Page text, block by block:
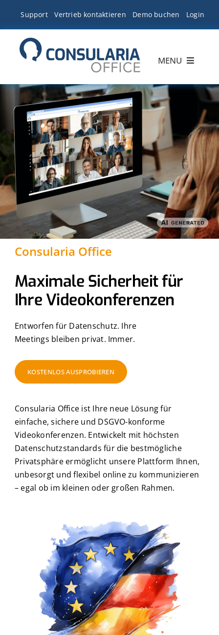
Inhalt
springen
Support Vertrieb kontaktieren Demo buchen Login
MENU
Produktübersicht
Lösungen für
Tarife
Team
Ressourcen
Kostenlos testen
Consularia Office
Maximale Sicherheit für
Ihre Video­konferenzen
Entworfen für Datenschutz. Ihre
Meetings bleiben privat. Immer.
KOSTENLOS AUSPROBIEREN
Consularia Office ist Ihre neue Lösung für
einfache, sichere und DSGVO-konforme
Videokonferenzen. Entwickelt mit höchsten
Datenschutzstandards für die bestmögliche
Privatsphäre ermöglicht unsere Plattform Ihnen,
unbesorgt und flexibel online zu kommunizieren
– egal ob im kleinen oder großen Rahmen.